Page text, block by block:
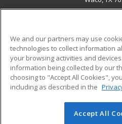
ADDITIONAL
Military
Financial Assistance
Help
© 2026 ed2go, a division of
We and our partners may use
technologies to collect information
your browsing activities and
information being collected by our
choosing to "Accept All Cookies",
including as described in the
Accept All